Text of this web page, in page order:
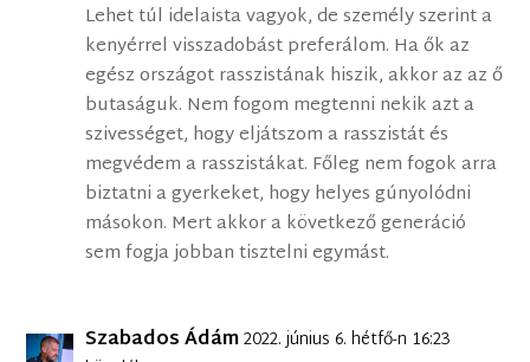
Lehet túl idelaista vagyok, de személy szerint a
kenyérrel visszadobást preferálom. Ha ők az
egész országot rasszistának hiszik, akkor az az ő
butaságuk. Nem fogom megtenni nekik azt a
szivességet, hogy eljátszom a rasszistát és
megvédem a rasszistákat. Főleg nem fogok arra
biztatni a gyerkeket, hogy helyes gúnyolódni
másokon. Mert akkor a következő generáció
sem fogja jobban tisztelni egymást.
Szabados Ádám2022. június 6. hétfő-n 16:23